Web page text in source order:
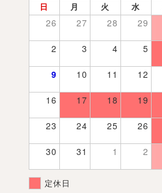
日 月 火 水
26 27 28 29
2 3 4 5
9 10 11 12
16 17 18 19
23 24 25 26
30 31 1 2
定休日